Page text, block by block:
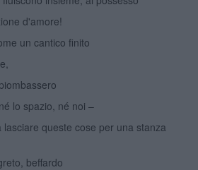
d'amore!
un cantico finito
lo spazio, né noi –
queste cose per una stanza
beffardo